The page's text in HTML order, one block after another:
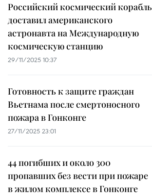
Российский космический корабль
доставил американского
астронавта на Международную
космическую станцию
29/11/2025 10:37
Готовность к защите граждан
Вьетнама после смертоносного
пожара в Гонконге
27/11/2025 23:01
44 погибших и около 300
пропавших без вести при пожаре
в жилом комплексе в Гонконге